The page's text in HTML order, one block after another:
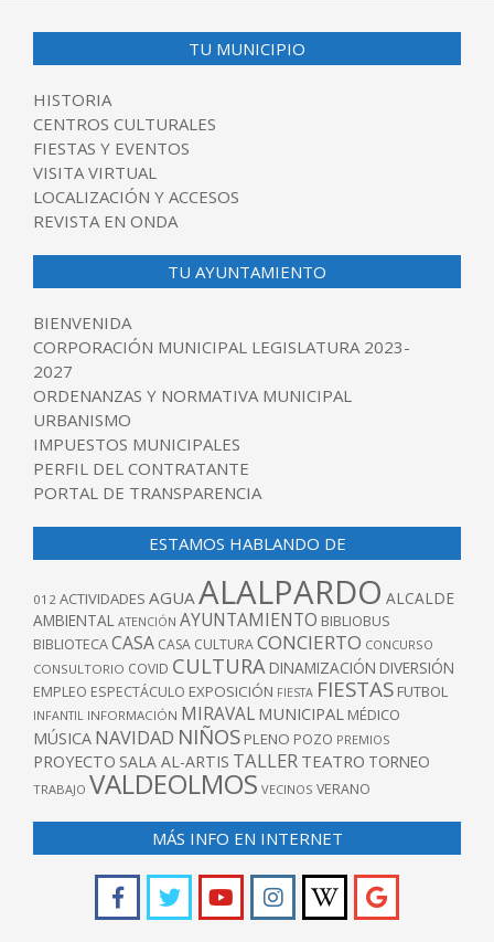
TU MUNICIPIO
HISTORIA
CENTROS CULTURALES
FIESTAS Y EVENTOS
VISITA VIRTUAL
LOCALIZACIÓN Y ACCESOS
REVISTA EN ONDA
TU AYUNTAMIENTO
BIENVENIDA
CORPORACIÓN MUNICIPAL LEGISLATURA 2023-
2027
ORDENANZAS Y NORMATIVA MUNICIPAL
URBANISMO
IMPUESTOS MUNICIPALES
PERFIL DEL CONTRATANTE
PORTAL DE TRANSPARENCIA
ESTAMOS HABLANDO DE
012 ACTIVIDADES AGUA ALALPARDO ALCALDE
AMBIENTAL ATENCIÓN AYUNTAMIENTO BIBLIOBUS
BIBLIOTECACASA CASA CULTURACONCIERTO CONCURSO
CONSULTORIO COVID CULTURA DINAMIZACIÓN DIVERSIÓN
EMPLEO ESPECTÁCULO EXPOSICIÓN FIESTA FIESTAS FUTBOL
INFANTIL INFORMACIÓN MIRAVAL MUNICIPAL MÉDICO
MÚSICA NAVIDAD NIÑOS PLENO POZO PREMIOS
PROYECTO SALA AL-ARTIS TALLER TEATRO TORNEO
TRABAJO VALDEOLMOS VECINOS VERANO
MÁS INFO EN INTERNET